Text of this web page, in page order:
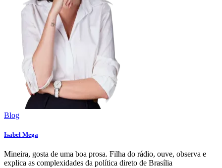
Blog
Isabel Mega
Mineira, gosta de uma boa prosa. Filha do rádio, ouve, observa e
explica as complexidades da política direto de Brasília